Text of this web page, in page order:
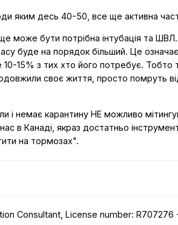
яким десь 40-50, все ще активна
може бути потрібна інтубація та
буде на порядок більший. Це
15% з тих хто його потребує. Тобто
своє життя, просто помруть
і немає карантину НЕ можливо
в Канаді, якраз достатньо
на тормозах".
Consultant, License number: R707276